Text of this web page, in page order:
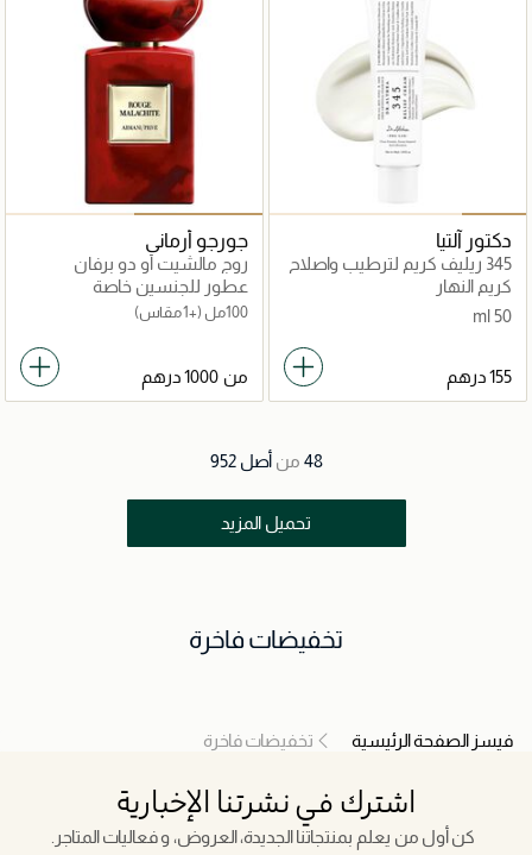
دكتور آلتيا
345 ريليف كريم لترطيب واصلاح
مكثف للبشرة
كريم النهار
50 ml
جورجو أرماني
روج مالشيت أو دو برفان
عطور للجنسين خاصة
100مل (+1 مقاس)
من
48 من أصل 952
تحميل المزيد
تخفيضات فاخرة
فيسز الصفحة الرئيسية تخفيضات فاخرة
اشترك في نشرتنا الإخبارية
كن أول من يعلم بمنتجاتنا الجديدة، العروض، و فعاليات المتاجر.